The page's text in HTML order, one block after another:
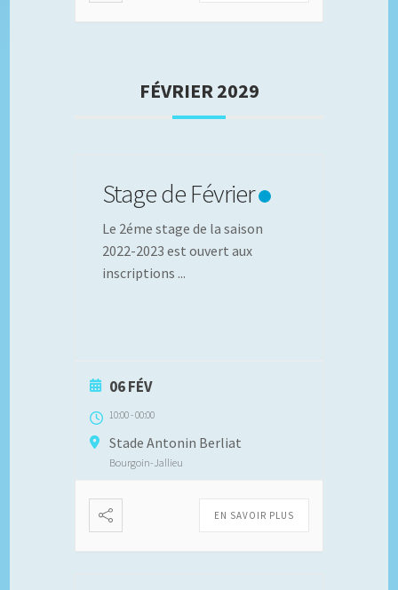
FÉVRIER 2029
Stage de Février
Le 2éme stage de la saison
2022-2023 est ouvert aux
inscriptions ...
06 FÉV
10:00-00:00
Stade Antonin Berliat
Bourgoin-Jallieu
EN SAVOIR PLUS